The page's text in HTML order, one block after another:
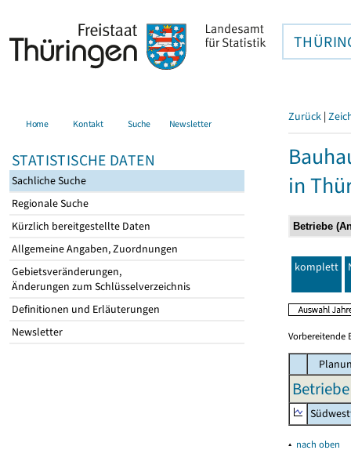
Home Kontakt Suche Newsletter
STATISTISCHE DATEN
Sachliche Suche
Regionale Suche
Kürzlich bereitgestellte Daten
Allgemeine Angaben, Zuordnungen
Gebietsveränderungen,
Änderungen zum Schlüsselverzeichnis
Definitionen und Erläuterungen
Newsletter
Zurück |
in
komplett
Vorbereitende
▴ nach oben